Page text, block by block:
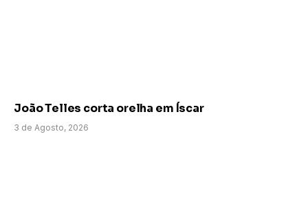
João Telles corta orelha em Íscar
3 de Agosto, 2026